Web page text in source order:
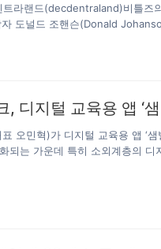
라랜드(decdentraland)비틀즈
자 도널드 조핸슨(Donald
나왔고 이 화석에는 ‘루시’라는
해냈다. 이제 인류는 앨런 머스크
리는 디지털 시계 내에 새로운 자
, 디지털 교육용 앱 ‘
오민혁)가 디지털 교육용 앱 ‘
되는 가운데 특히 소외계층의 디
이 시급하다. 다문화가정, 저소득